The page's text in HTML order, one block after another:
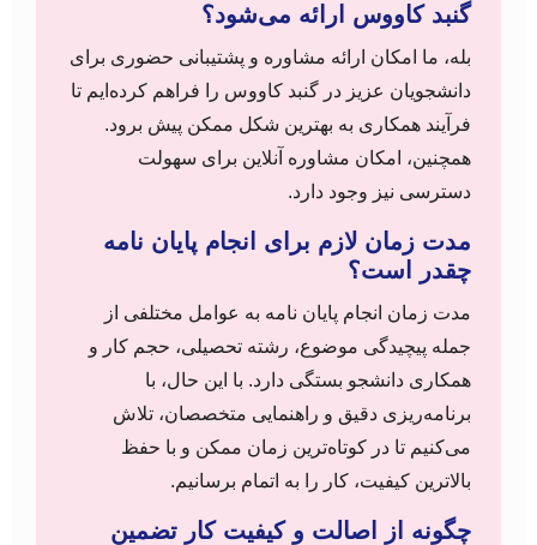
گنبد کاووس ارائه می‌شود؟
بله، ما امکان ارائه مشاوره و پشتیبانی حضوری برای
دانشجویان عزیز در گنبد کاووس را فراهم کرده‌ایم تا
فرآیند همکاری به بهترین شکل ممکن پیش برود.
همچنین، امکان مشاوره آنلاین برای سهولت
دسترسی نیز وجود دارد.
مدت زمان لازم برای انجام پایان نامه
چقدر است؟
مدت زمان انجام پایان نامه به عوامل مختلفی از
جمله پیچیدگی موضوع، رشته تحصیلی، حجم کار و
همکاری دانشجو بستگی دارد. با این حال، با
برنامه‌ریزی دقیق و راهنمایی متخصصان، تلاش
می‌کنیم تا در کوتاه‌ترین زمان ممکن و با حفظ
بالاترین کیفیت، کار را به اتمام برسانیم.
چگونه از اصالت و کیفیت کار تضمین